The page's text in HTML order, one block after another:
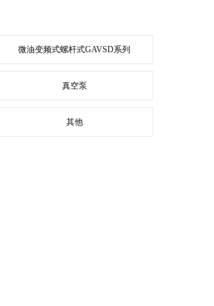
微油变频式螺杆式GAVSD系列
真空泵
其他